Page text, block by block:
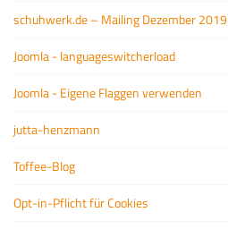
schuhwerk.de – Mailing Dezember 2019
Joomla - languageswitcherload
Joomla - Eigene Flaggen verwenden
jutta-henzmann
Toffee-Blog
Opt-in-Pflicht für Cookies